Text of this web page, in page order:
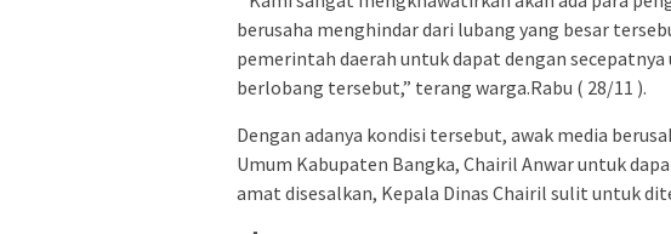
berusaha menghindar dari lubang yang besar
pemerintah daerah untuk dapat dengan
berlobang tersebut,” terang warga.Rabu ( 28/11 ).
Dengan adanya kondisi tersebut, awak media
Umum Kabupaten Bangka, Chairil Anwar untuk
amat disesalkan, Kepala Dinas Chairil sulit untuk